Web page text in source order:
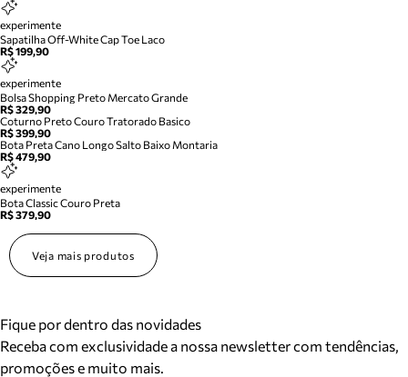
experimente
Sapatilha Off-White Cap Toe Laco
R$ 199,90
experimente
Bolsa Shopping Preto Mercato Grande
R$ 329,90
Coturno Preto Couro Tratorado Basico
R$ 399,90
Bota Preta Cano Longo Salto Baixo Montaria
R$ 479,90
experimente
Bota Classic Couro Preta
R$ 379,90
Veja mais produtos
Fique por dentro das novidades
Receba com exclusividade a nossa newsletter com tendências,
promoções e muito mais.